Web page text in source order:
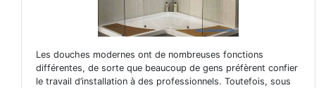
Les douches modernes ont de nombreuses fonctions
différentes, de sorte que beaucoup de gens préfèrent confier
le travail d’installation à des professionnels. Toutefois, sous